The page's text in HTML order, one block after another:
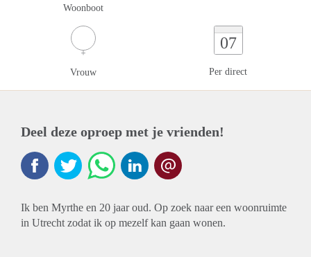
Woonboot
Vrouw
07
Per direct
Deel deze oproep met je vrienden!
Ik ben Myrthe en 20 jaar oud. Op zoek naar een woonruimte
in Utrecht zodat ik op mezelf kan gaan wonen.